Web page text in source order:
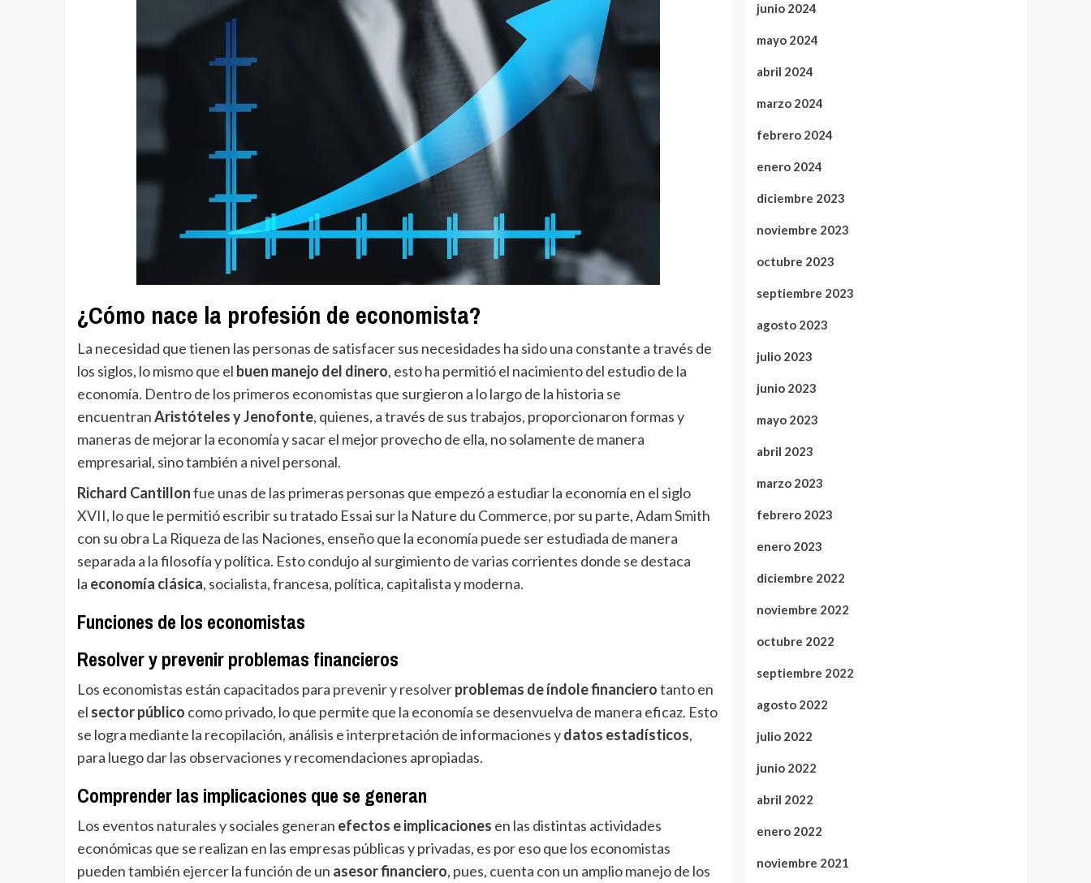
¿Cómo nace la profesión de economista?
La necesidad que tienen las personas de satisfacer sus necesidades ha sido una constante a través de
los siglos, lo mismo que el buen manejo del dinero, esto ha permitió el nacimiento del estudio de la
economía. Dentro de los primeros economistas que surgieron a lo largo de la historia se
encuentranAristóteles y Jenofonte, quienes, a través de sus trabajos, proporcionaron formas y
maneras de mejorar la economía y sacar el mejor provecho de ella, no solamente de manera
empresarial, sino también a nivel personal.
Richard Cantillonfue unas de las primeras personas que empezó a estudiar la economía en el siglo
XVII, lo que le permitió escribir su tratado Essai sur la Nature du Commerce, por su parte, Adam Smith
con su obra La Riqueza de las Naciones, enseño que la economía puede ser estudiada de manera
separada a la filosofía y política. Esto condujo al surgimiento de varias corrientes donde se destaca
la economía clásica, socialista, francesa, política, capitalista y moderna.
Funciones de los economistas
Resolver y prevenir problemas financieros
Los economistas están capacitados para prevenir y resolverproblemas de índole financierotanto en
el sector público como privado, lo que permite que la economía se desenvuelva de manera eficaz. Esto
se logra mediante la recopilación, análisis e interpretación de informaciones ydatos estadísticos,
para luego dar las observaciones y recomendaciones apropiadas.
Comprender las implicaciones que se generan
Los eventos naturales y sociales generan efectos e implicaciones en las distintas actividades
económicas que se realizan en las empresas públicas y privadas, es por eso que los economistas
pueden también ejercer la función de un asesor financiero, pues, cuenta con un amplio manejo de los
junio 2024
mayo 2024
abril 2024
marzo 2024
febrero 2024
enero 2024
diciembre 2023
noviembre 2023
octubre 2023
septiembre 2023
agosto 2023
julio 2023
junio 2023
mayo 2023
abril 2023
marzo 2023
febrero 2023
enero 2023
diciembre 2022
noviembre 2022
octubre 2022
septiembre 2022
agosto 2022
julio 2022
junio 2022
abril 2022
enero 2022
noviembre 2021